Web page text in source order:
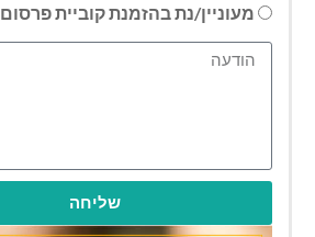
מעוניין/נת בהזמנת קוביית פרסום
שליחה